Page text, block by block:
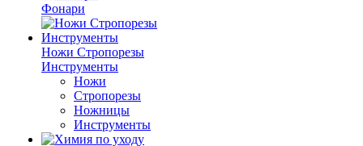
Фонари
Ножи Стропорезы
Инструменты
Ножи
Стропорезы
Ножницы
Инструменты